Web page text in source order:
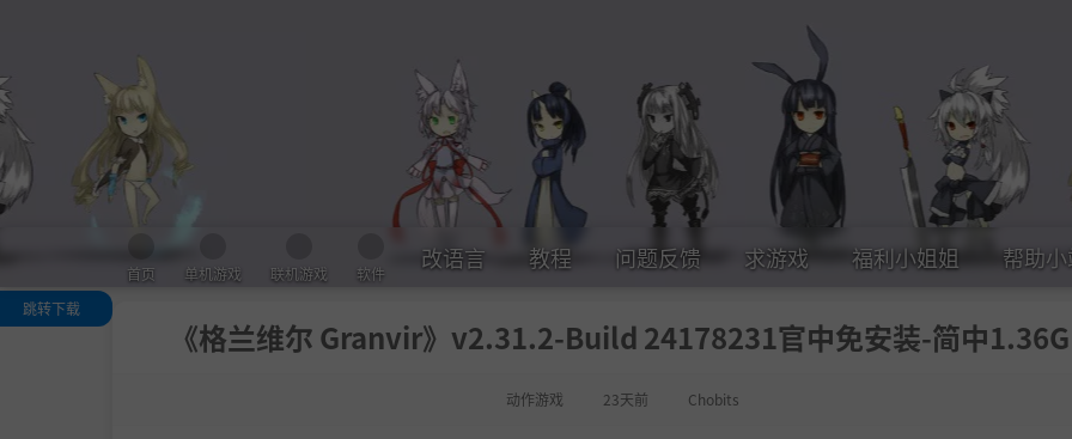
首页 单机游戏 联机游戏 软件
改语言 教程 问题反馈 求游戏 福利小姐姐 帮助
《格兰维尔 Granvir》v2.31.2-Build 24178231官中免安装-简中
动作游戏 23天前 Chobits
跳转下载